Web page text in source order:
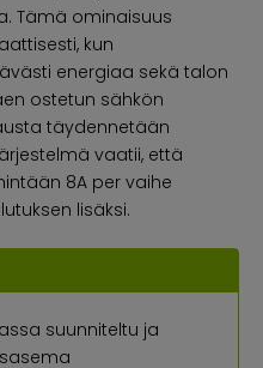
Tämä ominaisuus
kun
energiaa sekä talon
ostetun sähkön
täydennetään
vaatii, että
8A per vaihe
lisäksi.
suunniteltu ja